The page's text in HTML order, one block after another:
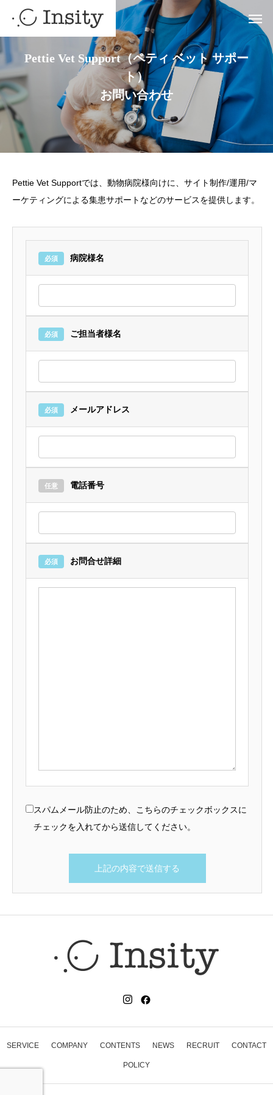
Pettie Vet Support（ペティ ベット サポー
ト）
お問い合わせ
Pettie Vet Supportでは、動物病院様向けに、サイト制作/運用/マ
ーケティングによる集患サポートなどのサービスを提供します。
必須 病院様名
必須 ご担当者様名
必須 メールアドレス
任意 電話番号
必須 お問合せ詳細
スパムメール防止のため、こちらのチェックボックスに
チェックを入れてから送信してください。
SERVICE COMPANY CONTENTS NEWS RECRUIT CONTACT
POLICY